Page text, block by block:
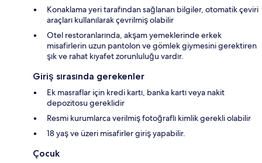
Konaklama yeri tarafından sağlanan bilgiler, otomatik çeviri
araçları kullanılarak çevrilmiş olabilir
Otel restoranlarında, akşam yemeklerinde erkek
misafirlerin uzun pantolon ve gömlek giymesini gerektiren
şık ve rahat kıyafet zorunluluğu vardır.
Giriş sırasında gerekenler
Ek masraflar için kredi kartı, banka kartı veya nakit
depozitosu gereklidir
Resmi kurumlarca verilmiş fotoğraflı kimlik gerekli olabilir
18 yaş ve üzeri misafirler giriş yapabilir.
Çocuk